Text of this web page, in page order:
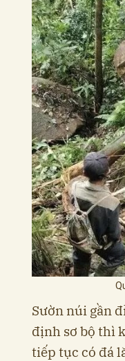
Sườn núi gần
định sơ bộ thì
tiếp tục có đá